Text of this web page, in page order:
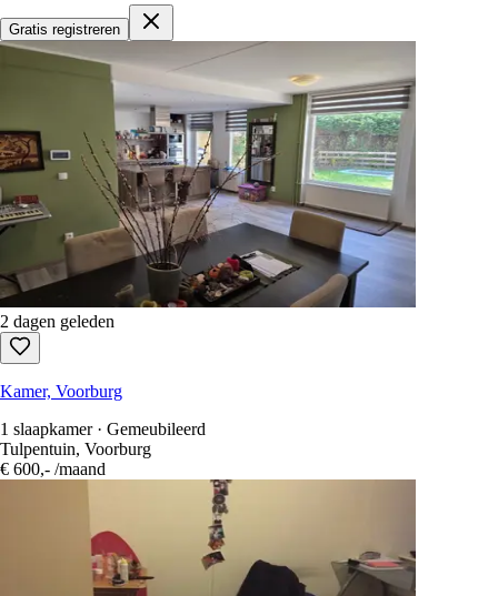
Amsterdam Groningen
Enschede Eindhoven Tilburg
Leiden
Breda
Delft
Aan de slag
4 Beschikbare woningen
Sorteren op newest first
Alleen gratis te beantwoorden
Elke huurwoning in Nederland in één zoekopdracht.
15 seconden gescand.
Gratis registreren